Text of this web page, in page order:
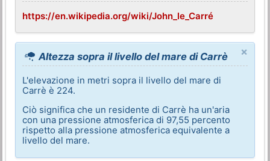
https://en.wikipedia.org/wiki/John_le_Carré
×
Altezza sopra il livello del mare di Carrè
L'elevazione in metri sopra il livello del mare di
Carrè è 224.
Ciò significa che un residente di Carrè ha un'aria
con una pressione atmosferica di 97,55 percento
rispetto alla pressione atmosferica equivalente a
livello del mare.